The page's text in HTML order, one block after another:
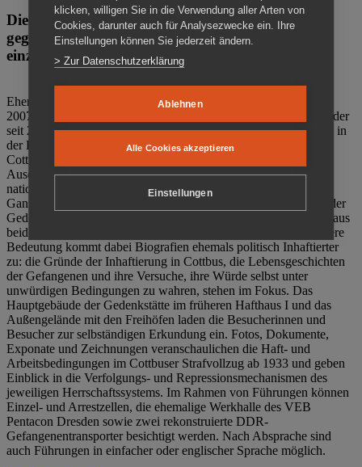
Die Gedenkstätte Zuchthaus Cottbus ist ein Ort
gegen das Vergessen. Anschaulich, nah und
einzigartig.
Ehemalige politische Häftlinge der DDR gründeten im Oktober
2007 den Verein Menschenrechtszentrum Cottbus e. V. (MRZ), der
seit 2011 Eigentümer des ehemaligen Gefängnisses (1860-2002) in
der Bautzener Straße und Träger der Gedenkstätte Zuchthaus
Cottbus ist. Im Zentrum der Arbeit der Gedenkstätte steht die
Auseinandersetzung mit politischem Unrecht während der
nationalsozialistischen Terrorherrschaft und der SED-Diktatur.
Ganzjährig zeigen mehrere Dauer- und Sonderausstellungen in der
Gedenkstätte Zuchthaus Cottbus Beispiele politischen Unrechts aus
beiden deutschen Diktaturen des 20. Jahrhunderts. Eine besondere
Bedeutung kommt dabei Biografien ehemals politisch Inhaftierter
zu: die Gründe der Inhaftierung in Cottbus, die Lebensgeschichten
der Gefangenen und ihre Versuche, ihre Würde selbst unter
unwürdigen Bedingungen zu wahren, stehen im Fokus. Das
Hauptgebäude der Gedenkstätte im früheren Hafthaus I und das
Außengelände mit den Freihöfen laden die Besucherinnen und
Besucher zur selbständigen Erkundung ein. Fotos, Dokumente,
Exponate und Zeichnungen veranschaulichen die Haft- und
Arbeitsbedingungen im Cottbuser Strafvollzug ab 1933 und geben
Einblick in die Verfolgungs- und Repressionsmechanismen des
jeweiligen Herrschaftssystems. Im Rahmen von Führungen können
Einzel- und Arrestzellen, die ehemalige Werkhalle des VEB
Pentacon Dresden sowie zwei rekonstruierte DDR-
Gefangenentransporter besichtigt werden. Nach Absprache sind
auch Führungen in einfacher oder englischer Sprache möglich.
klicken, willigen Sie in die Verwendung aller Arten von
Cookies, darunter auch für Analysezwecke ein. Ihre
Einstellungen können Sie jederzeit ändern.
> Zur Datenschutzerklärung
Ablehnen
Alle Cookies akzeptieren
Einstellungen